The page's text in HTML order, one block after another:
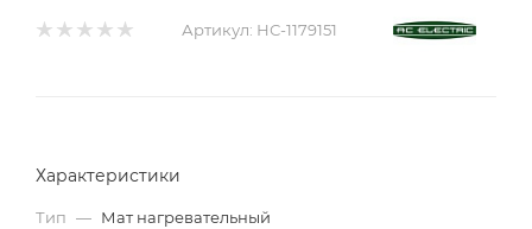
Артикул: НС-1179151
Характеристики
Тип — Мат нагревательный